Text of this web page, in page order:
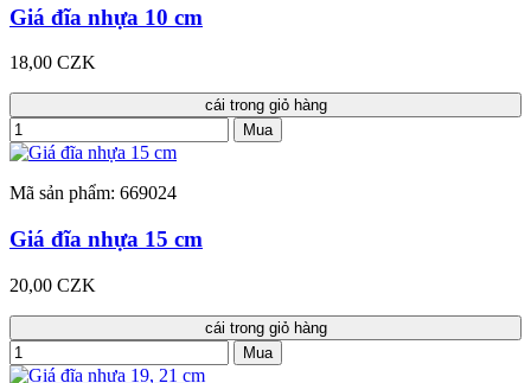
Giá đĩa nhựa 10 cm
18,00 CZK
cái trong giỏ hàng
Mua
Mã sản phẩm: 669024
Giá đĩa nhựa 15 cm
20,00 CZK
cái trong giỏ hàng
Mua